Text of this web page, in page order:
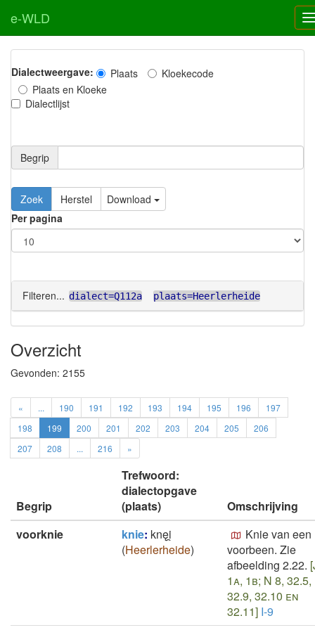
e-WLD
Dialectweergave: Plaats
Kloekecode
Plaats en Kloeke
Dialectlijst
Begrip
Zoek Herstel
Download
Per pagina
Filteren... dialect=Q112a plaats=Heerlerheide
Overzicht
Gevonden: 2155
« ... 190 191 192 193 194 195 196
197
198
199 200 201 202 203 204 205
206
207
208 ... 216 »
Begrip
Trefwoord:
dialectopgave
(plaats)
Omschrijving
voorknie
knie: knęi̯
(Heerlerheide)
Knie van een
voorbeen. Zie
afbeelding 2.22.
1a, 1b; N 8, 32.5,
32.9, 32.10 en
32.11] I-9